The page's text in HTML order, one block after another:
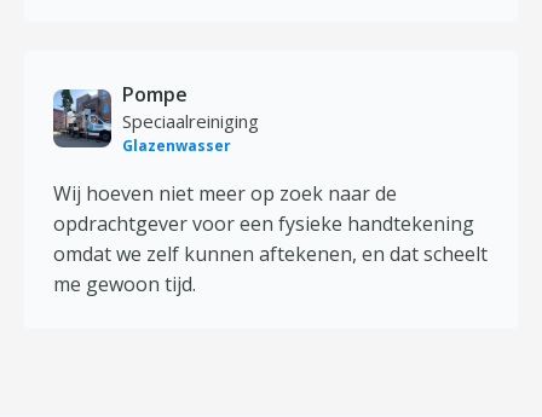
Pompe
Speciaalreiniging
Glazenwasser
Wij hoeven niet meer op zoek naar de
opdrachtgever voor een fysieke handtekening
omdat we zelf kunnen aftekenen, en dat scheelt
me gewoon tijd.